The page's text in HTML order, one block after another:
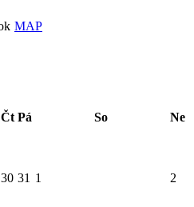
MAP
Čt Pá So Ne
30 31 1 2